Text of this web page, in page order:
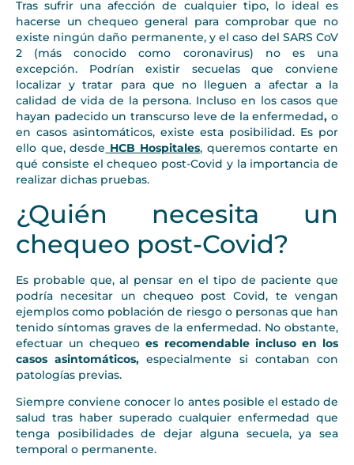
Tras sufrir una afección de cualquier tipo, lo ideal es
hacerse un chequeo general para comprobar que no
existe ningún daño permanente, y el caso del SARS CoV
2 (más conocido como coronavirus) no es una
excepción. Podrían existir secuelas que conviene
localizar y tratar para que no lleguen a afectar a la
calidad de vida de la persona. Incluso en los casos que
hayan padecido un transcurso leve de la enfermedad, o
en casos asintomáticos, existe esta posibilidad. Es por
ello que, desde HCB Hospitales, queremos contarte en
qué consiste el chequeo post-Covid y la importancia de
realizar dichas pruebas.
¿Quién necesita un
chequeo post-Covid?
Es probable que, al pensar en el tipo de paciente que
podría necesitar un chequeo post Covid, te vengan
ejemplos como población de riesgo o personas que han
tenido síntomas graves de la enfermedad. No obstante,
efectuar un chequeoes recomendable incluso en los
casos asintomáticos,especialmente si contaban con
patologías previas.
Siempre conviene conocer lo antes posible el estado de
salud tras haber superado cualquier enfermedad que
tenga posibilidades de dejar alguna secuela, ya sea
temporal o permanente.